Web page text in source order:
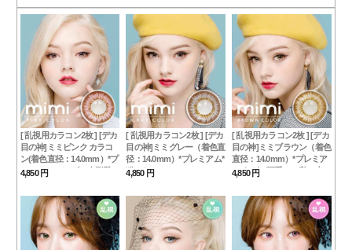
[ 乱視用カラコン2枚 ] [デカ
目の神]ミミピンク カラコ
ン(着色直径：14.0mm）*プ
レミアム*バービー人形登
4,850 円
[ 乱視用カラコン2枚 ] [デカ
目の神]ミミグレー（着色直
径：14.0mm）*プレミアム*
猫みたい！mimi gray
4,850 円
[ 乱視用カラコン2枚 ] [デカ
目の神]ミミブラウン（着色
直径：14.0mm）*プレミア
ム*あざと可愛い！私の中の
4,850 円